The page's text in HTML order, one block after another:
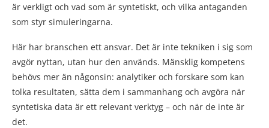
är verkligt och vad som är syntetiskt, och vilka antaganden
som styr simuleringarna.
Här har branschen ett ansvar. Det är inte tekniken i sig som
avgör nyttan, utan hur den används. Mänsklig kompetens
behövs mer än någonsin: analytiker och forskare som kan
tolka resultaten, sätta dem i sammanhang och avgöra när
syntetiska data är ett relevant verktyg – och när de inte är
det.